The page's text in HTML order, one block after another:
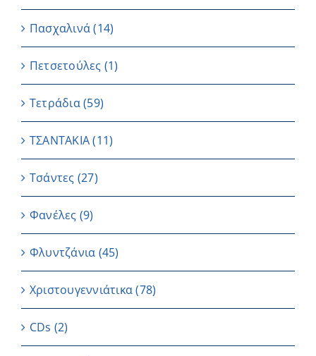
Πασχαλινά (14)
Πετσετούλες (1)
Τετράδια(59)
ΤΣΑΝΤΑΚΙΑ (11)
Τσάντες (27)
Φανέλες (9)
Φλυντζάνια (45)
Χριστουγεννιάτικα(78)
CDs (2)